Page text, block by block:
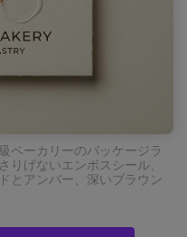
ベーカリーのパッケージラ
りげないエンボスシール、
とアンバー、深いブラウン